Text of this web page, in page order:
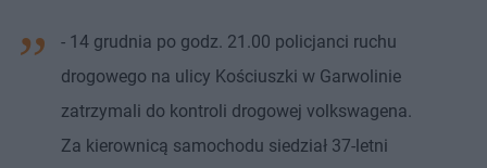
- 14 grudnia po godz. 21.00 policjanci ruchu
drogowego na ulicy Kościuszki w Garwolinie
zatrzymali do kontroli drogowej volkswagena.
Za kierownicą samochodu siedział 37-letni